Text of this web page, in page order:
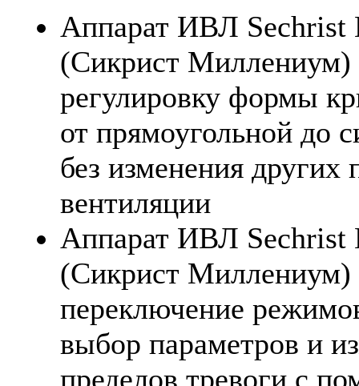
Аппарат ИВЛ
(Сикрист Миллениум)
регулировку формы
от прямоугольной до
без изменения других
вентиляции
Аппарат ИВЛ
(Сикрист Миллениум)
переключение
выбор параметров и
пределов тревоги с